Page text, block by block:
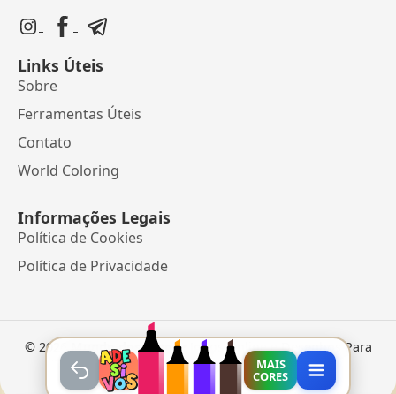
Links Úteis
Sobre
Ferramentas Úteis
Contato
World Coloring
Informações Legais
Política de Cookies
Política de Privacidade
© 2026 Mundo dos Jogos• Jogos Online e Desenhos Para
Colorir
MAIS
CORES